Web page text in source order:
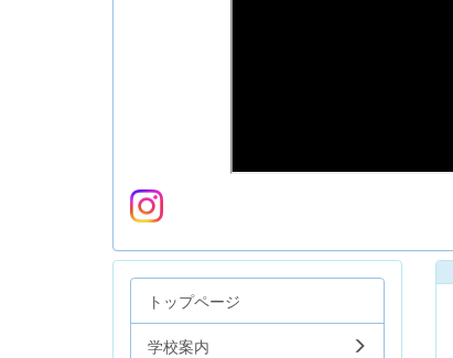
トップページ
学校案内